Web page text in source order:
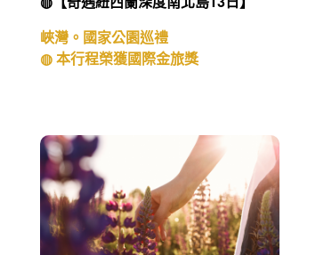
峽灣。國家公園巡禮
◍ 本行程榮獲國際金旅獎